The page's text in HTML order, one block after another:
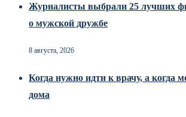
Журналисты выбрали 25 лучших
о мужской дружбе
8 августа, 2026
Когда нужно идти к врачу, а когда
дома